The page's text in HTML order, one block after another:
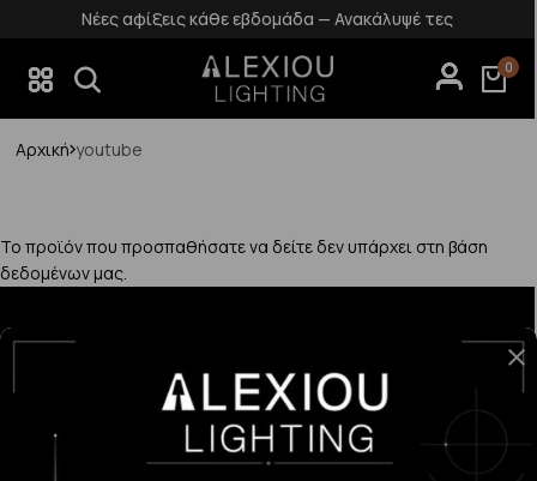
Νέες αφίξεις κάθε εβδομάδα — Ανακάλυψέ τες
0
Αρχική youtube
Το προϊόν που προσπαθήσατε να δείτε δεν υπάρχει στη βάση
δεδομένων μας.